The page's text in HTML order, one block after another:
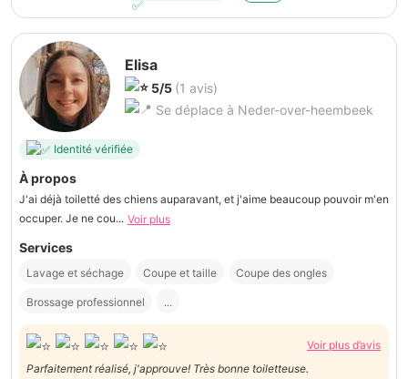
Elisa
5/5 (1 avis)
Se déplace à Neder-over-heembeek
Identité vérifiée
À propos
J'ai déjà toiletté des chiens auparavant, et j'aime beaucoup pouvoir m'en
occuper. Je ne cou... Voir plus
Services
Lavage et séchage Coupe et taille Coupe des ongles
Brossage professionnel ...
Voir plus d’avis
Parfaitement réalisé, j'approuve! Très bonne toiletteuse.